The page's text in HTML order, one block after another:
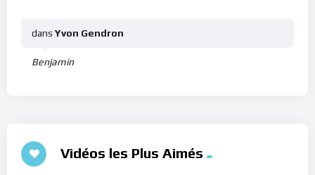
Benjamin
dans Yvon Gendron
Vidéos les Plus Aimés